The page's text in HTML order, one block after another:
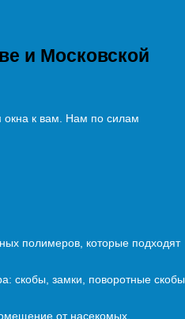
и Московской
окна к вам. Нам по силам
полимеров, которые подходят
скобы, замки, поворотные скобы,
от насекомых.